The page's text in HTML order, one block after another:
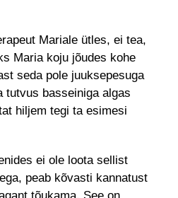
Mariale ütles, ei tea,
Maria koju jõudes kohe
seda pole juuksepesuga
tutvus basseiniga algas
hiljem tegi ta esimesi
ei ole loota sellist
peab kõvasti kannatust
tõukama. See on